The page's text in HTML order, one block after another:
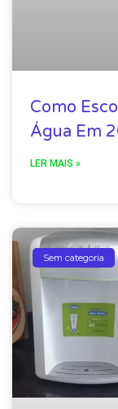
Como
Água Em
LER MAIS »
Sem categoria